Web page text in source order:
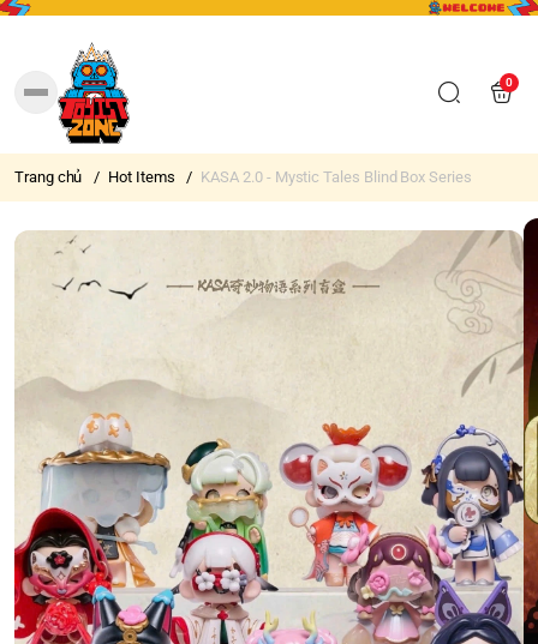
0
Trang chủ / Hot Items / KASA 2.0 - Mystic Tales Blind Box Series